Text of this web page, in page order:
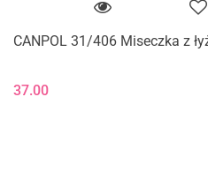
CANPOL 31/406 Miseczka z
37.00